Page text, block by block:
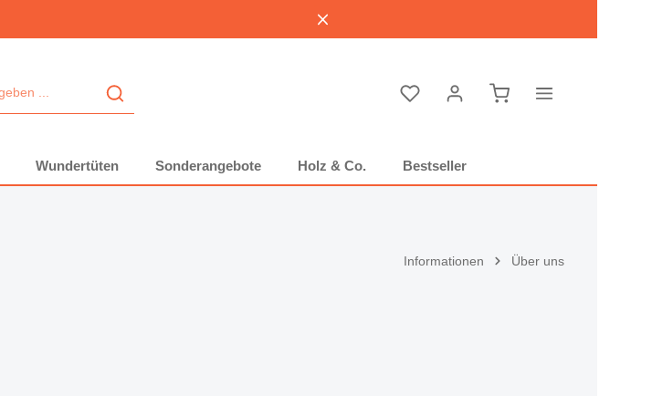
Wundertüten Sonderangebote Holz & Co. Bestseller
Informationen Über uns